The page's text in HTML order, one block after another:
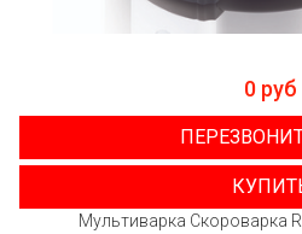
0 руб
Мультиварка Скороварка